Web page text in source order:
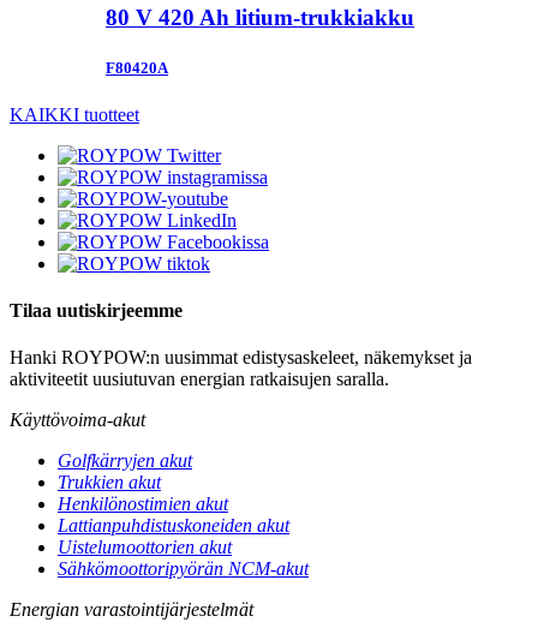
80 V 420 Ah litium-trukkiakku
F80420A
KAIKKI tuotteet
Tilaa uutiskirjeemme
Hanki ROYPOW:n uusimmat edistysaskeleet, näkemykset ja
aktiviteetit uusiutuvan energian ratkaisujen saralla.
Käyttövoima-akut
Golfkärryjen akut
Trukkien akut
Henkilönostimien akut
Lattianpuhdistuskoneiden akut
Uistelumoottorien akut
Sähkömoottoripyörän NCM-akut
Energian varastointijärjestelmät